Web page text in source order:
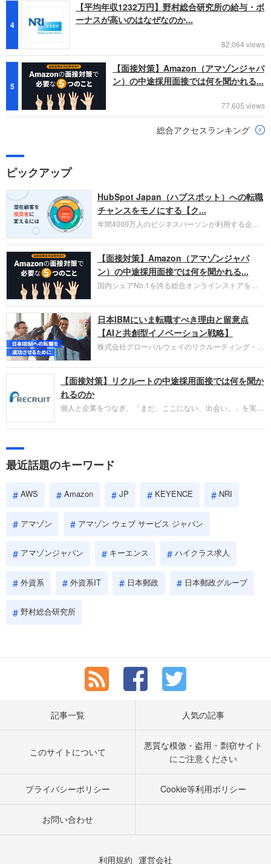
4
【平均年収1232万円】野村総合研究所の給与・ボ
ーナスが高いのはなぜなのか...
82,064 views
5
【面接対策】Amazon（アマゾンジャパ
ン）の中途採用面接では何を聞かれる...
77,605 views
総合アクセスランキング
ピックアップ
HubSpot Japan（ハブスポット）への転職
チャンスをモノにする【ク...
年間4000万人のビジネスパーソンが利用する企業
お勧めするイチオシ企業をご紹介します。今回はク
ラウド型CRMプラットフォームを提供する
HubSpot Japan（ハブスポット・ジャパン）株式会
社です。採用面接対策の企業研究にご活用くださ
い。
【面接対策】Amazon（アマゾンジャパ
ン）の中途採用面接では何を聞かれる...
国内シェアNo.1を誇る総合オンラインストアを運
圧倒的な存在感を持つAmazon。中途採用面接では
過去の具体的な業務成果やリーダーシップの発揮、
失敗からの学びが重視され、人間性やカルチャーフ
ィットも評価対象となり、長期的に成長できる仲間
であるかを多角的に審査されます。
日本IBMにいま転職すべき理由と留意点
【AIと共創型イノベーション戦略】
株式会社グローバルウェイのリクルーティング・パ
パーソンが利用する企業口コミサイト「キャリコ
ネ」の転職エージェントがお勧めするイチオシ企業
IBMです。採用面接対策の企業研究にご活用くださ
い。
【面接対策】リクルートの中途採用面接では何を聞か
れるのか
個人と企業をつなぎ、「まだ、ここにない、出会い。」を実現
やこれまでの成果を具体的に問われるほか、「人間性」も評価
しょう。
最近話題のキーワード
AWS Amazon JP KEYENCE NRI
アマゾン アマゾン ウェブ サービス ジャパン
アマゾンジャパン キーエンス ハイクラス求人
外資系 外資系IT 日本郵政 日本郵政グループ
野村総合研究所
記事一覧 人気の記事
このサイトについて
悪質な模倣・盗用・剽窃サイト
にご注意ください
プライバシーポリシー Cookie等利用ポリシー
お問い合わせ
利用規約 運営会社